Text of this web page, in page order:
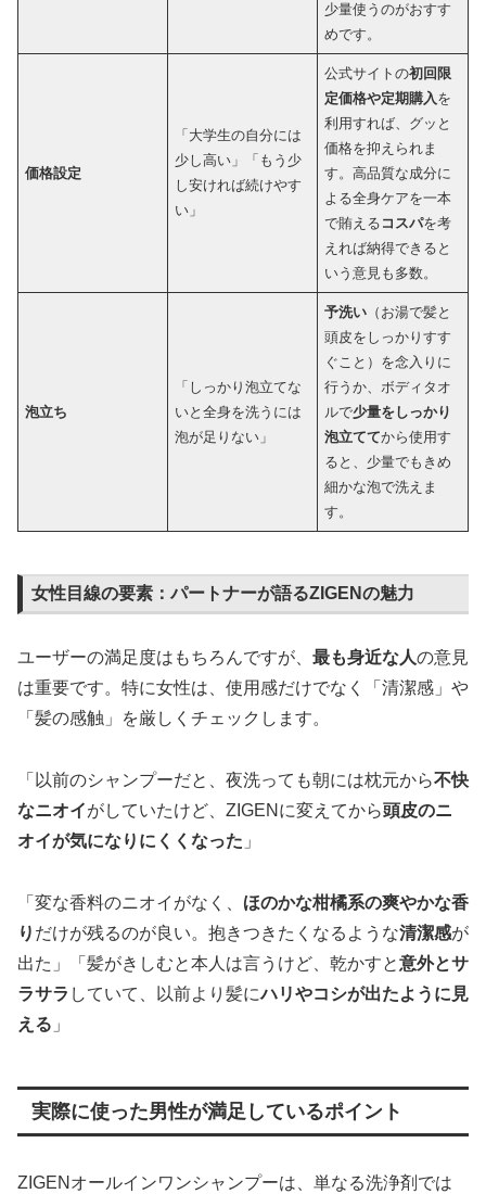
少量使うのがおすす
めです。
価格設定
「大学生の自分には
少し高い」「もう少
し安ければ続けやす
い」
公式サイトの初回限
定価格や定期購入を
利用すれば、グッと
価格を抑えられま
す。高品質な成分に
よる全身ケアを一本
で賄える コスパを考
えれば納得できると
いう意見も多数。
泡立ち
「しっかり泡立てな
いと全身を洗うには
泡が足りない」
予洗い （お湯で髪と
頭皮をしっかりすす
ぐこと）を念入りに
行うか、ボディタオ
ルで少量をしっかり
泡立ててから使用す
ると、少量でもきめ
細かな泡で洗えま
す。
女性目線の要素：パートナーが語るZIGENの魅力
ユーザーの満足度はもちろんですが、 最も身近な人の意見
は重要です。特に女性は、使用感だけでなく「清潔感」や
「髪の感触」を厳しくチェックします。
「以前のシャンプーだと、夜洗っても朝には枕元から不快
なニオイがしていたけど、ZIGENに変えてから頭皮のニ
オイが気になりにくくなった 」
「変な香料のニオイがなく、 ほのかな柑橘系の爽やかな香
り だけが残るのが良い。抱きつきたくなるような清潔感が
出た」「髪がきしむと本人は言うけど、乾かすと意外とサ
ラサラ していて、以前より髪にハリやコシが出たように見
える 」
実際に使った男性が満足しているポイント
ZIGENオールインワンシャンプーは、単なる洗浄剤では